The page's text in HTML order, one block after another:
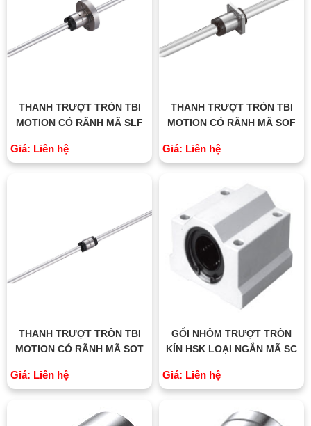
THANH TRƯỢT TRÒN TBI
MOTION CÓ RÃNH MÃ SLF
Giá: Liên hệ
THANH TRƯỢT TRÒN TBI
MOTION CÓ RÃNH MÃ SOF
Giá: Liên hệ
THANH TRƯỢT TRÒN TBI
MOTION CÓ RÃNH MÃ SOT
Giá: Liên hệ
GỐI NHÔM TRƯỢT TRÒN
KÍN HSK LOẠI NGẮN MÃ SC
Giá: Liên hệ